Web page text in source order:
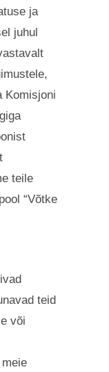
ja
juhul
Komisjoni
teile
“Võtke
teid
või